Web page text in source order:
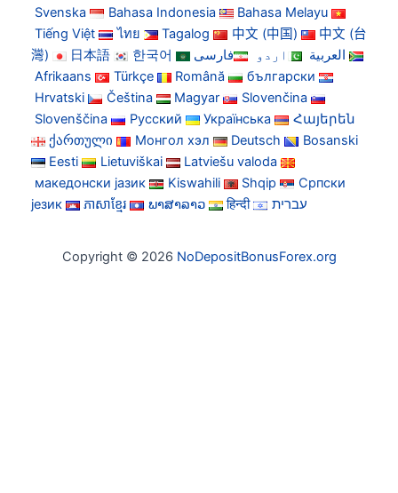
Svenska
Bahasa Indonesia
Bahasa Melayu
Tiếng Việt
ไทย Tagalog 中文 (中国)
中文 (台
灣)
日本語 한국어 العربية اردو
فارسی
Afrikaans
Türkçe Română
български
Hrvatski
Čeština Magyar
Slovenčina
Slovenščina
Русский Українська
Հայերեն
ქართული
Монгол хэл Deutsch
Bosanski
Eesti
Lietuviškai
Latviešu valoda
македонски јазик
Kiswahili Shqip
Српски
језик
ភាសាខ្មែរ ພາສາລາວ हिन्दी עברית
Copyright © 2026 NoDepositBonusForex.org